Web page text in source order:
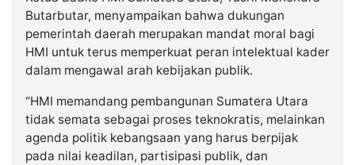
Butarbutar, menyampaikan bahwa dukungan
pemerintah daerah merupakan mandat moral bagi
HMI untuk terus memperkuat peran intelektual kader
dalam mengawal arah kebijakan publik.
“HMI memandang pembangunan Sumatera Utara
tidak semata sebagai proses teknokratis, melainkan
agenda politik kebangsaan yang harus berpijak
pada nilai keadilan, partisipasi publik, dan